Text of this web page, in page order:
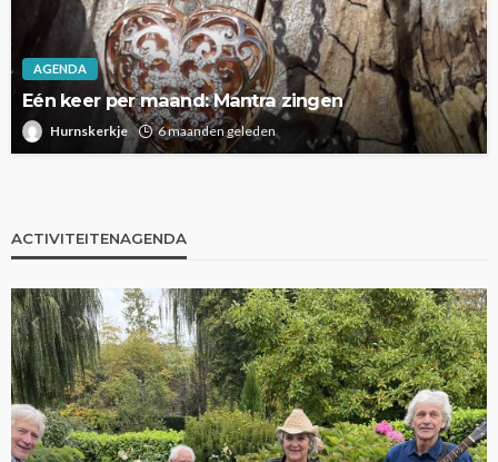
AGENDA
Eén keer per maand: Mantra zingen
Hurnskerkje 6 maanden geleden
ACTIVITEITENAGENDA